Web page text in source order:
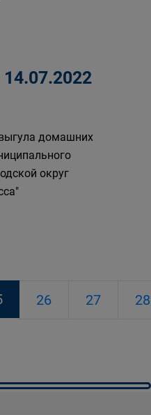
домашних
округ
26 27 28